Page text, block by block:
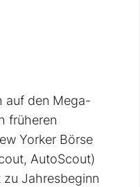
auf den Mega-
früheren
Yorker Börse
AutoScout)
zu Jahresbeginn